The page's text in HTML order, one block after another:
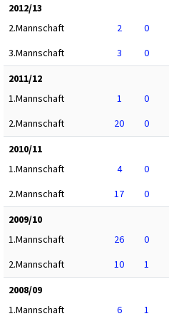
2012/13
2.Mannschaft
2 0
3.Mannschaft
3 0
2011/12
1.Mannschaft
1 0
2.Mannschaft
20 0
2010/11
1.Mannschaft
4 0
2.Mannschaft
17 0
2009/10
1.Mannschaft
26 0
2.Mannschaft
10 1
2008/09
1.Mannschaft
6 1